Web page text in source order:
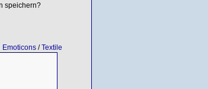
speichern?
Emoticons/Textile